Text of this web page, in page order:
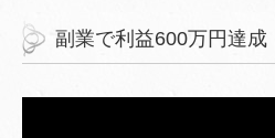
副業で利益600万円達成